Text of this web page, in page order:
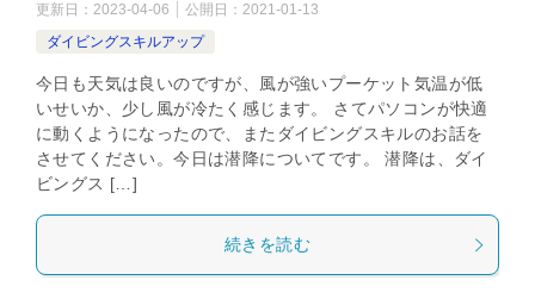
更新日： 2023-04-06 公開日： 2021-01-13
ダイビングスキルアップ
今日も天気は良いのですが、風が強いプーケット気温が低
いせいか、少し風が冷たく感じます。 さてパソコンが快適
に動くようになったので、またダイビングスキルのお話を
させてください。今日は潜降についてです。 潜降は、ダイ
ビングス […]
続きを読む